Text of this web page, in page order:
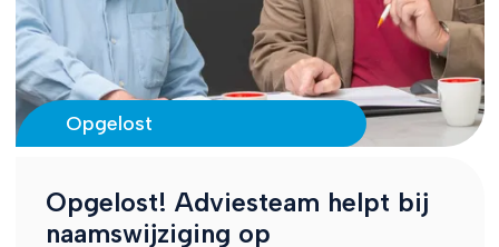
Opgelost
Opgelost! Adviesteam helpt bij
naamswijziging op